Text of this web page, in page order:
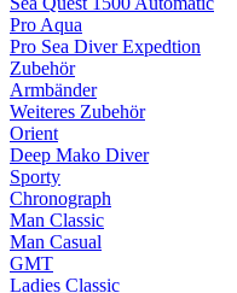
Pro Aqua
Pro Sea Diver Expedtion
Zubehör
Armbänder
Weiteres Zubehör
Orient
Deep Mako Diver
Sporty
Chronograph
Man Classic
Man Casual
GMT
Ladies Classic